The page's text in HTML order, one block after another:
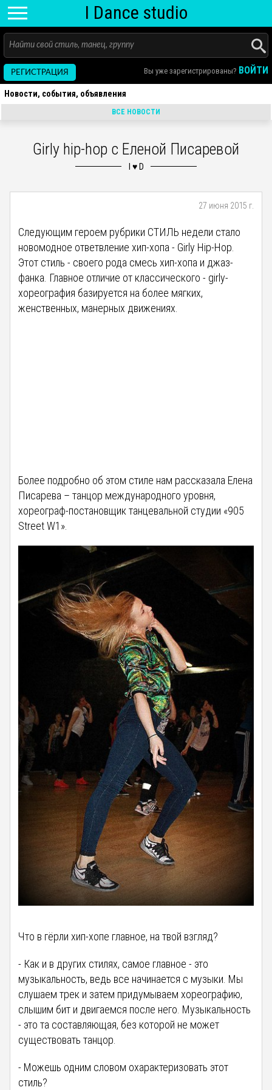
I Dance studio
Вы уже зарегистрированы? ВОЙТИ
РЕГИСТРАЦИЯ
Новости, события, объявления
ВСЕ НОВОСТИ
Girly hip-hop с Еленой Писаревой
27 июня 2015 г.
Следующим героем рубрики СТИЛЬ недели стало
новомодное ответвление хип-хопа - Girly Hip-Hop.
Этот стиль - своего рода смесь хип-хопа и джаз-
фанка. Главное отличие от классического - girly-
хореография базируется на более мягких,
женственных, манерных движениях.
Более подробно об этом стиле нам рассказала Елена
Писарева – танцор международного уровня,
хореограф-постановщик танцевальной студии «905
Street W1».
Что в гёрли хип-хопе главное, на твой взгляд?
- Как и в других стилях, самое главное - это
музыкальность, ведь все начинается с музыки. Мы
слушаем трек и затем придумываем хореографию,
слышим бит и двигаемся после него. Музыкальность
- это та составляющая, без которой не может
существовать танцор.
- Можешь одним словом охарактеризовать этот
стиль?